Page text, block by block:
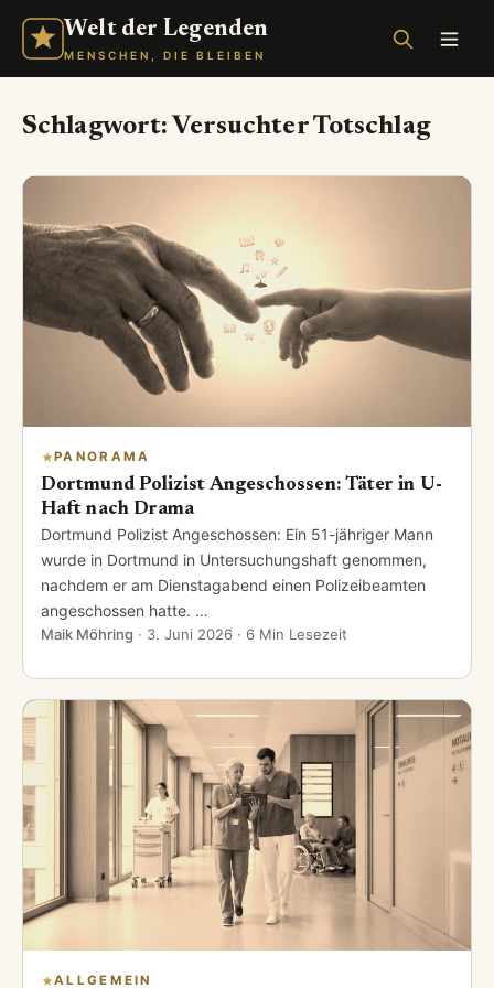
Welt der Legenden
MENSCHEN, DIE BLEIBEN
Schlagwort: Versuchter Totschlag
PANORAMA
Dortmund Polizist Angeschossen: Täter in U-
Haft nach Drama
Dortmund Polizist Angeschossen: Ein 51-jähriger Mann
wurde in Dortmund in Untersuchungshaft genommen,
nachdem er am Dienstagabend einen Polizeibeamten
angeschossen hatte. …
Maik Möhring · 3. Juni 2026 · 6 Min Lesezeit
ALLGEMEIN